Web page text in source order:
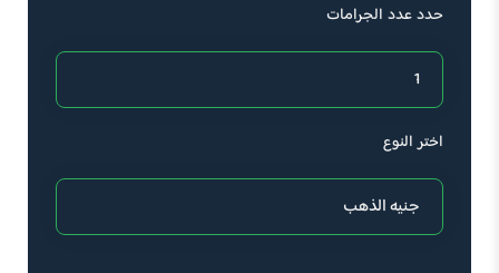
حدد عدد الجرامات
اختر النوع